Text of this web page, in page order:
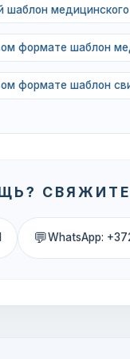
шаблон
формате шаблон
формате шаблон
💬WhatsApp: